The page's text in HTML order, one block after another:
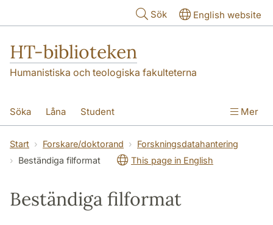
Sök English website
HT-biblioteken
Humanistiska och teologiska fakulteterna
Söka Låna Student
Forskare/doktorand Lärare Kontakt
Om oss
Mer
Start Forskare/doktorand
Forskningsdatahantering
Beständiga filformat
This page in English
Beständiga filformat